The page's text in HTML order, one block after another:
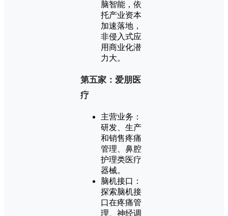
脑智能，依
托产业资本
加速落地，
非侵入式应
用商业化潜
力大。
第五家：爱朋医
疗
主营业务：
研发、生产
和销售疼痛
管理、鼻腔
护理类医疗
器械。
脑机接口：
探索脑机接
口在疼痛管
理、神经调